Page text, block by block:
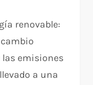
renovable:
emisiones
a una